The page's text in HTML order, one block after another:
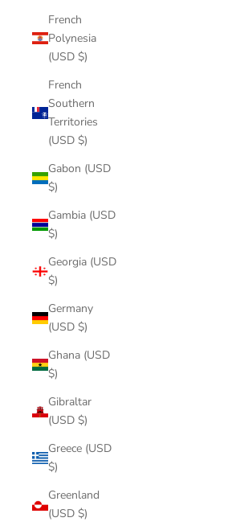
French
Polynesia
(USD $)
French
Southern
Territories
(USD $)
Gabon (USD
$)
Gambia (USD
$)
Georgia (USD
$)
Germany
(USD $)
Ghana (USD
$)
Gibraltar
(USD $)
Greece (USD
$)
Greenland
(USD $)